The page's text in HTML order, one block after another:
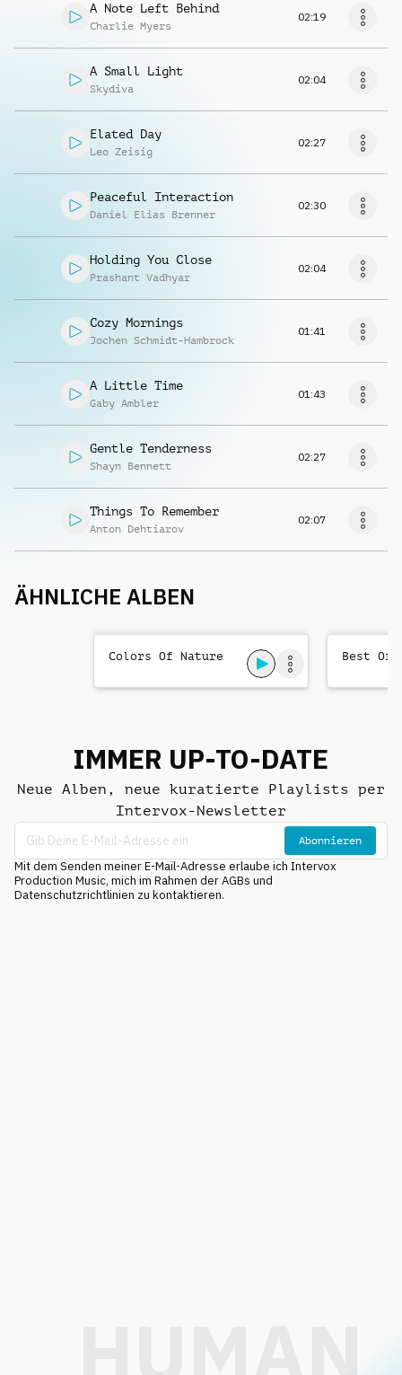
A Note Left Behind
Charlie Myers
02:19
A Small Light
Skydiva
02:04
Elated Day
Leo Zeisig
02:27
Peaceful Interaction
Daniel Elias Brenner
02:30
Holding You Close
Prashant Vadhyar
02:04
Cozy Mornings
Jochen Schmidt-Hambrock
01:41
A Little Time
Gaby Ambler
01:43
Gentle Tenderness
Shayn Bennett
02:27
Things To Remember
Anton Dehtiarov
02:07
ÄHNLICHE ALBEN
Colors Of Nature Best Of
IMMER UP-TO-DATE
Neue Alben, neue kuratierte Playlists per
Intervox-Newsletter
Abonnieren
Mit dem Senden meiner E-Mail-Adresse erlaube ich Intervox
Production Music, mich im Rahmen der AGBs und
Datenschutzrichtlinien zu kontaktieren.